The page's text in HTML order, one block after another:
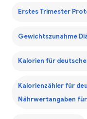
Erstes Trimester
Gewichtszunahme
Kalorien für
Kalorienzähler für
Nährwertangaben